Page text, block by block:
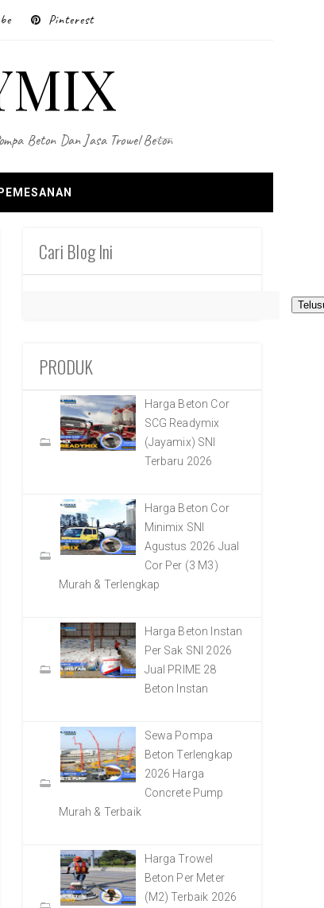
Pinterest
Beton Dan Jasa Trowel Beton
Cari Blog Ini
PRODUK
Harga Beton Cor
SCG Readymix
(Jayamix) SNI
Terbaru 2026
Harga Beton Cor
Minimix SNI
Agustus 2026 Jual
Cor Per (3 M3)
Murah & Terlengkap
Harga Beton Instan
Per Sak SNI 2026
Jual PRIME 28
Beton Instan
Sewa Pompa
Beton Terlengkap
2026 Harga
Concrete Pump
Murah & Terbaik
Harga Trowel
Beton Per Meter
(M2) Terbaik 2026